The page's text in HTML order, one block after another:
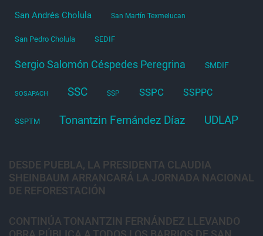
San Andrés Cholula San Martín Texmelucan
San Pedro Cholula SEDIF
Sergio Salomón Céspedes Peregrina SMDIF
SOSAPACH SSC SSP SSPC SSPPC
SSPTM Tonantzin Fernández Díaz UDLAP
DESDE PUEBLA, LA PRESIDENTA CLAUDIA
SHEINBAUM ARRANCARÁ LA JORNADA NACIONAL
DE REFORESTACIÓN
CONTINÚA TONANTZIN FERNÁNDEZ LLEVANDO